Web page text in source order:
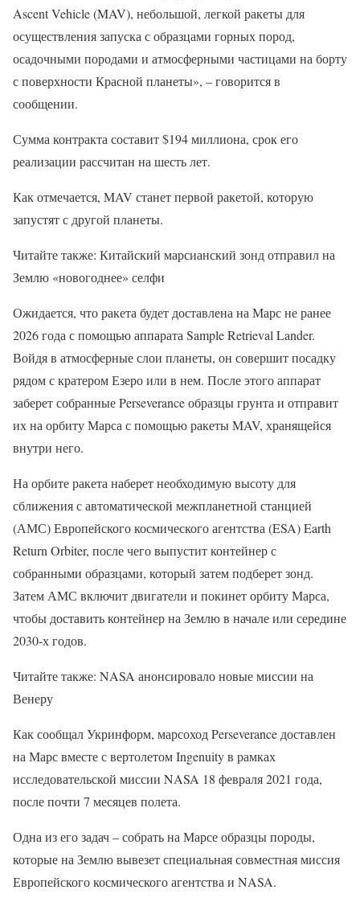
Ascent Vehicle (MAV), небольшой, легкой ракеты для
осуществления запуска с образцами горных пород,
осадочными породами и атмосферными частицами на борту
с поверхности Красной планеты», – говорится в
сообщении.
Сумма контракта составит $194 миллиона, срок его
реализации рассчитан на шесть лет.
Как отмечается, MAV станет первой ракетой, которую
запустят с другой планеты.
Читайте также: Китайский марсианский зонд отправил на
Землю «новогоднее» селфи
Ожидается, что ракета будет доставлена ​​на Марс не ранее
2026 года с помощью аппарата Sample Retrieval Lander.
Войдя в атмосферные слои планеты, он совершит посадку
рядом с кратером Езеро или в нем. После этого аппарат
заберет собранные Perseverance образцы грунта и отправит
их на орбиту Марса с помощью ракеты MAV, хранящейся
внутри него.
На орбите ракета наберет необходимую высоту для
сближения с автоматической межпланетной станцией
(АМС) Европейского космического агентства (ESA) Earth
Return Orbiter, после чего выпустит контейнер с
собранными образцами, который затем подберет зонд.
Затем АМС включит двигатели и покинет орбиту Марса,
чтобы доставить контейнер на Землю в начале или середине
2030-х годов.
Читайте также: NASA анонсировало новые миссии на
Венеру
Как сообщал Укринформ, марсоход Perseverance доставлен
на Марс вместе с вертолетом Ingenuity в рамках
исследовательской миссии NASA 18 февраля 2021 года,
после почти 7 месяцев полета.
Одна из его задач – собрать на Марсе образцы породы,
которые на Землю вывезет специальная совместная миссия
Европейского космического агентства и NASA.